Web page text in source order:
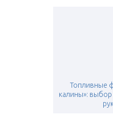
Топливные
калины»: